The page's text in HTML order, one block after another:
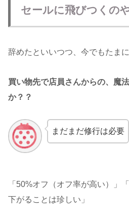
セールに飛びつくの
辞めたといいつつ、今でもたま
買い物先で店員さんからの、魔
か？？
まだまだ修行は必要
「50%オフ（オフ率が高い）」
下がることは珍しい」